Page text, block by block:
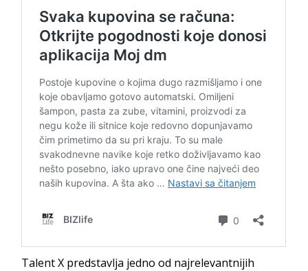
Talent X predstavlja jedno od najrelevantnijih